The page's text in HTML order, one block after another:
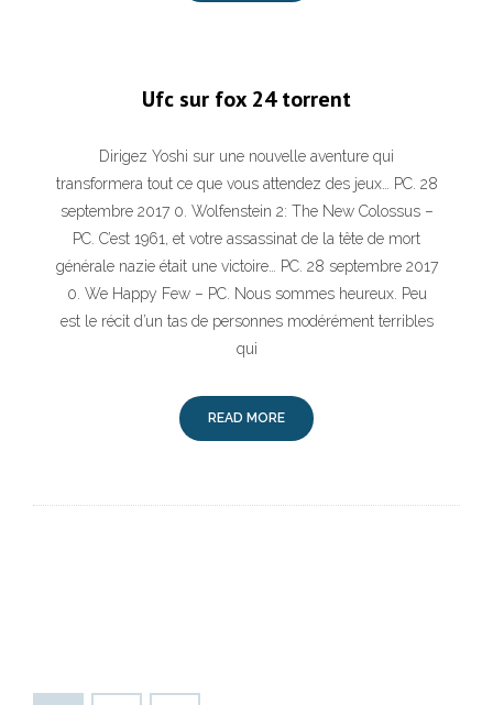
Ufc sur fox 24 torrent
Dirigez Yoshi sur une nouvelle aventure qui
transformera tout ce que vous attendez des jeux… PC. 28
septembre 2017 0. Wolfenstein 2: The New Colossus –
PC. C’est 1961, et votre assassinat de la tête de mort
générale nazie était une victoire… PC. 28 septembre 2017
0. We Happy Few – PC. Nous sommes heureux. Peu
est le récit d’un tas de personnes modérément terribles
qui
READ MORE